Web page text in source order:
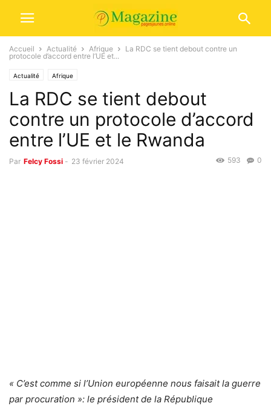
Accueil Actualité Afrique
La RDC se tient debout contre un
protocole d’accord entre l’UE et...
Actualité Afrique
La RDC se tient debout
contre un protocole d’accord
entre l’UE et le Rwanda
Par Felcy Fossi - 23 février 2024 0
593
« C’est comme si l’Union européenne nous faisait la guerre
par procuration »: le président de la République